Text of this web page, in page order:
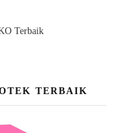
Terbaik
TERBAIK